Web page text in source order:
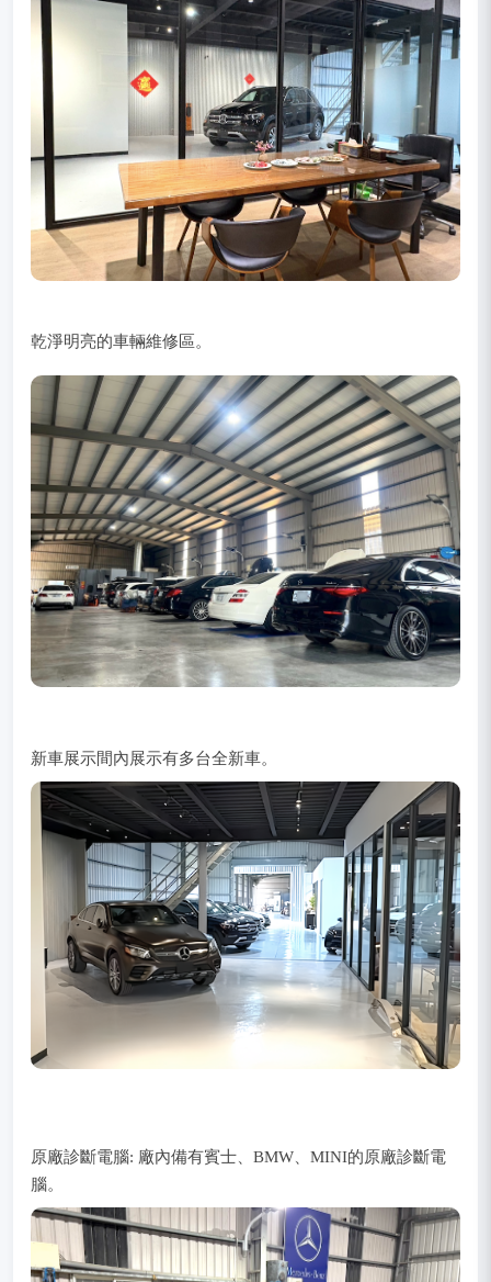
乾淨明亮的車輛維修區。
新車展示間內展示有多台全新車。
原廠診斷電腦: 廠內備有賓士、BMW、MINI的原廠診斷電
腦。